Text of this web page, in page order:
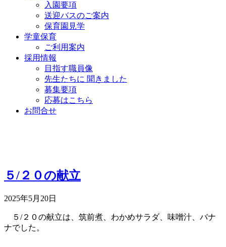
入園要項
送迎バスのご案内
保育園見学
学童保育
ご利用案内
採用情報
目指す職員像
先生たちに 聞きました
募集要項
応募はこちら
お問合せ
５/２０の献立
2025年5月20日
５/２０の献立は、筑前煮、わかめサラダ、味噌汁、バナ
ナでした。